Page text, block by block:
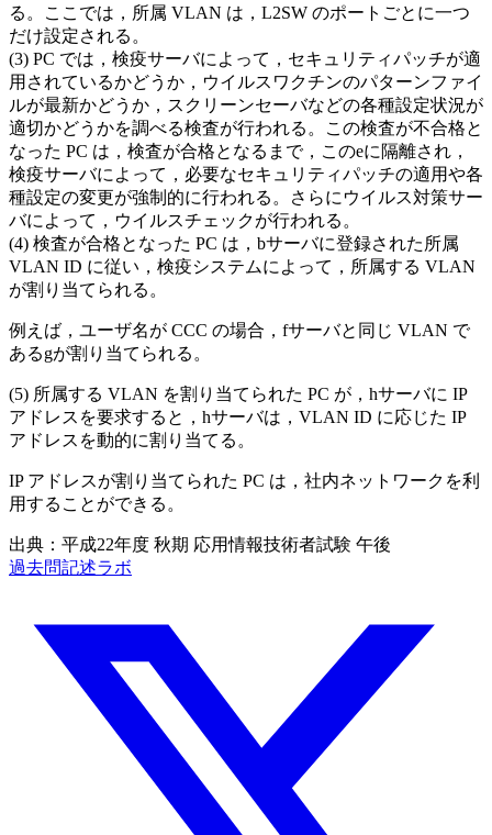
る。ここでは，所属 VLAN は，L2SW のポートごとに一つ
だけ設定される。
PC では，検疫サーバによって，セキュリティパッチが適
用されているかどうか，ウイルスワクチンのパターンファイ
ルが最新かどうか，スクリーンセーバなどの各種設定状況が
適切かどうかを調べる検査が行われる。この検査が不合格と
なった PC は，検査が合格となるまで，このeに隔離され，
検疫サーバによって，必要なセキュリティパッチの適用や各
種設定の変更が強制的に行われる。さらにウイルス対策サー
バによって，ウイルスチェックが行われる。
検査が合格となった PC は， bサーバに登録された所属
VLAN ID に従い，検疫システムによって，所属する VLAN
が割り当てられる。
例えば，ユーザ名が CCC の場合， fサーバと同じ VLAN で
あるgが割り当てられる。
所属する VLAN を割り当てられた PC が， hサーバに IP
アドレスを要求すると， hサーバは，VLAN ID に応じた IP
アドレスを動的に割り当てる。
IP アドレスが割り当てられた PC は，社内ネットワークを利
用することができる。
出典：平成22年度 秋期 応用情報技術者試験 午後
過去問記述ラボ